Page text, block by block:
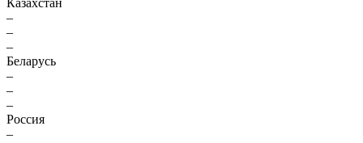
Казахстан
–
–
–
Беларусь
–
–
–
Россия
–